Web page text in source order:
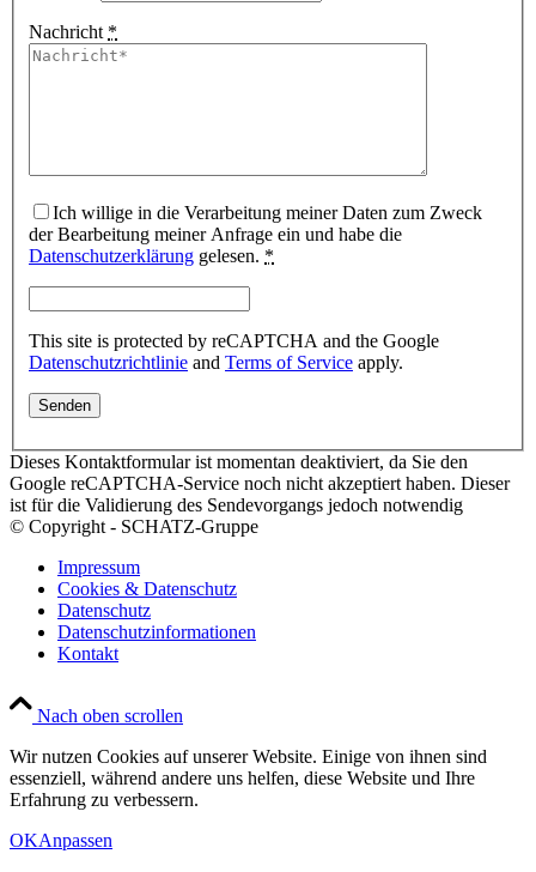
Nachricht *
Ich willige in die Verarbeitung meiner Daten zum Zweck
der Bearbeitung meiner Anfrage ein und habe die
Datenschutzerklärung gelesen. *
This site is protected by reCAPTCHA and the Google
Datenschutzrichtlinie and Terms of Service apply.
Dieses Kontaktformular ist momentan deaktiviert, da Sie den
Google reCAPTCHA-Service noch nicht akzeptiert haben. Dieser
ist für die Validierung des Sendevorgangs jedoch notwendig
© Copyright - SCHATZ-Gruppe
Impressum
Cookies & Datenschutz
Datenschutz
Datenschutzinformationen
Kontakt
Nach oben scrollen
Wir nutzen Cookies auf unserer Website. Einige von ihnen sind
essenziell, während andere uns helfen, diese Website und Ihre
Erfahrung zu verbessern.
OKAnpassen